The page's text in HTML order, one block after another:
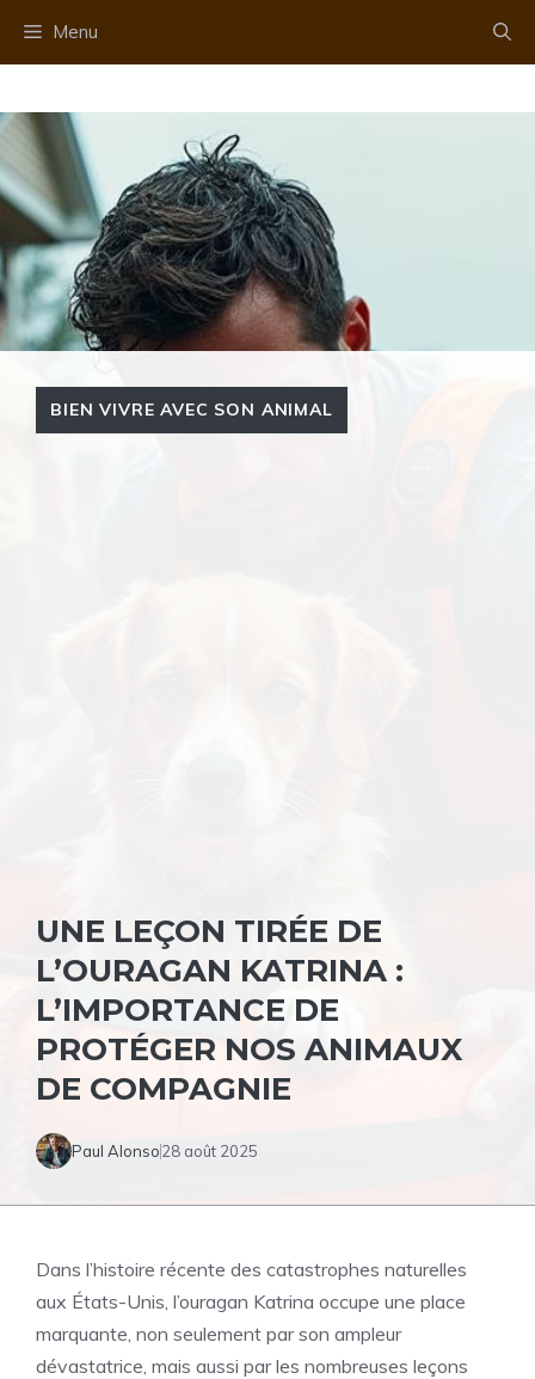
Menu
BIEN VIVRE AVEC SON ANIMAL
UNE LEÇON TIRÉE DE
L’OURAGAN KATRINA :
L’IMPORTANCE DE
PROTÉGER NOS ANIMAUX
DE COMPAGNIE
Paul Alonso28 août 2025
Dans l’histoire récente des catastrophes naturelles
aux États-Unis, l’ouragan Katrina occupe une place
marquante, non seulement par son ampleur
dévastatrice, mais aussi par les nombreuses leçons